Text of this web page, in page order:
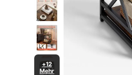
+12
Mehr